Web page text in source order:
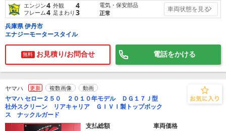
エンジン4 外観 4
フレーム4 足まわり 3
電気・保安部品
正常
車両状態を見る
兵庫県 伊丹市
エナジーモータースタイル
無料 お見積り/お問合せ 電話をかける
ヤマハ 更新 複数画像 動画
ヤマハ セロー２５０ ２０１０年モデル ＤＧ１７Ｊ型
社外スクリーン リアキャリア ＧＩＶＩ製トップボック
ス ナックルガード
支払総額
車両価格